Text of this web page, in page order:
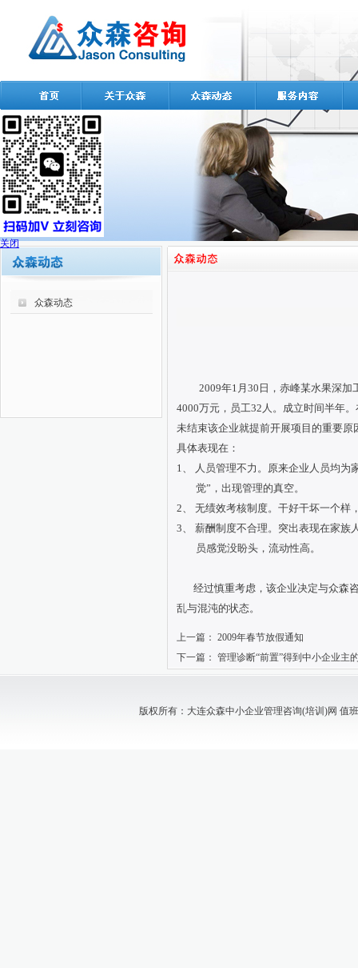
众森动态
2009年1月30日，赤峰某水果深
4000万元，员工32人。成立时间半年
未结束该企业就提前开展项目的重要原
具体表现在：
1、
人员管理不力。原来企业人员均为
觉”，出现管理的真空。
2、 无绩效考核制度。干好干坏一个样
3、 薪酬制度不合理。突出表现在家族
员感觉没盼头，流动性高。
经过慎重考虑，该企业决定与众森
乱与混沌的状态。
上一篇： 2009年春节放假通知
下一篇： 管理诊断“前置”得到中小企业主
版权所有：大连众森中小企业管理咨询(培训)网 值
关闭